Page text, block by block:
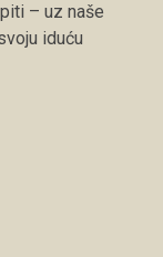
– uz naše
iduću